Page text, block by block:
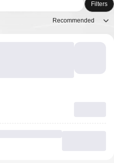
Filters
Recommended